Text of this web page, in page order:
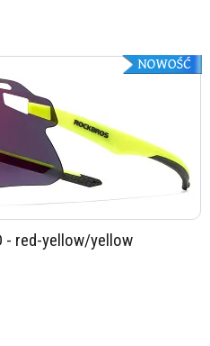
- red-yellow/yellow